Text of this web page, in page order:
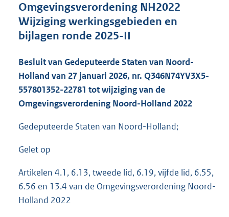
Omgevingsverordening NH2022
Wijziging werkingsgebieden en
bijlagen ronde 2025-II
Besluit van Gedeputeerde Staten van Noord-
Holland van 27 januari 2026, nr. Q346N74YV3X5-
557801352-22781 tot wijziging van de
Omgevingsverordening Noord-Holland 2022
Gedeputeerde Staten van Noord-Holland;
Gelet op
Artikelen 4.1, 6.13, tweede lid, 6.19, vijfde lid, 6.55,
6.56 en 13.4 van de Omgevingsverordening Noord-
Holland 2022